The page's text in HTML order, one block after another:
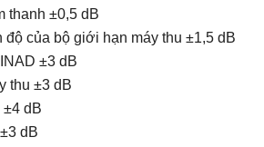
thanh ±0,5 dB
độ của bộ giới hạn máy thu ±1,5 dB
±3 dB
thu ±3 dB
±4 dB
dB